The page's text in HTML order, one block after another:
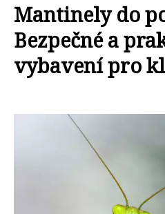
Mantinely do
Bezpečné a
vybavení pro